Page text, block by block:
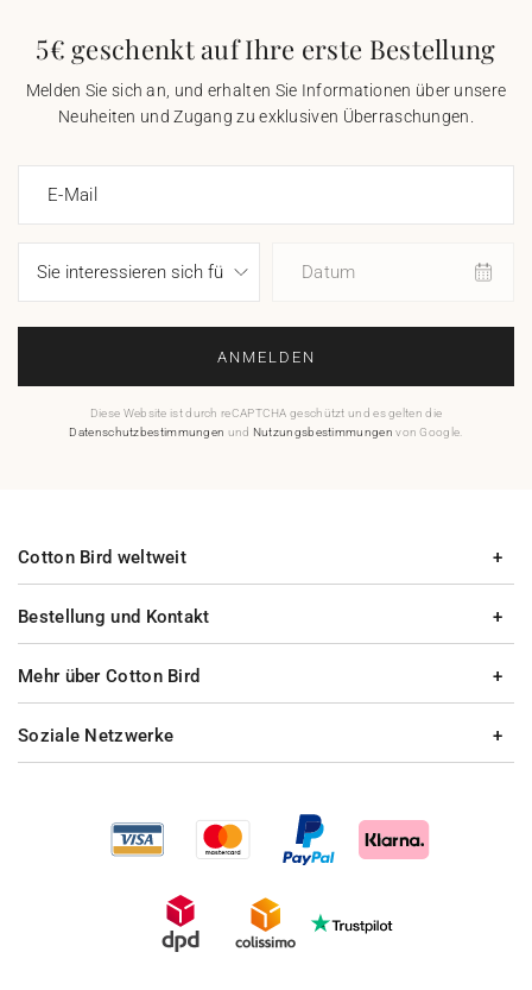
5€ geschenkt auf Ihre erste Bestellung
Melden Sie sich an, und erhalten Sie Informationen über unsere
Neuheiten und Zugang zu exklusiven Überraschungen.
E-Mail
Datum
ANMELDEN
Diese Website ist durch reCAPTCHA geschützt und es gelten die
Datenschutzbestimmungen und Nutzungsbestimmungen von Google.
Bestellung und Kontakt
Mehr über Cotton Bird
Cotton Bird weltweit
Soziale Netzwerke